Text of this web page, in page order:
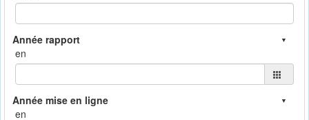
en
en